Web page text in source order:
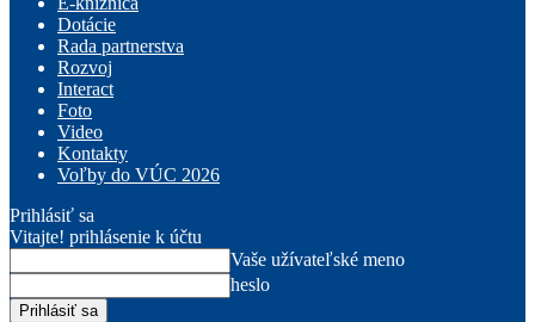
Dotácie
Rada partnerstva
Rozvoj
Interact
Foto
Video
Kontakty
Voľby do VÚC 2026
Prihlásiť sa
Vitajte! prihlásenie k účtu
Vaše užívateľské meno
heslo